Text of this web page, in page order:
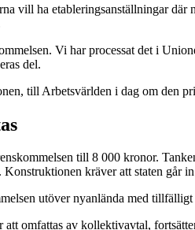
vill ha etableringsanställningar
Vi har processat det i
del.
till Arbetsvärlden i dag om den
till 8 000 kronor.
kräver att staten går
utöver nyanlända med
omfattas av kollektivavtal,